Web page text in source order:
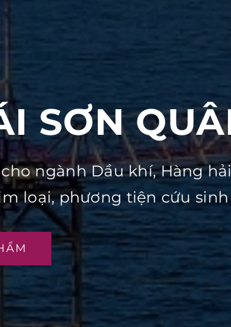
SƠN
ngành Dầu khí, Hàng
loại, phương tiện cứu sinh